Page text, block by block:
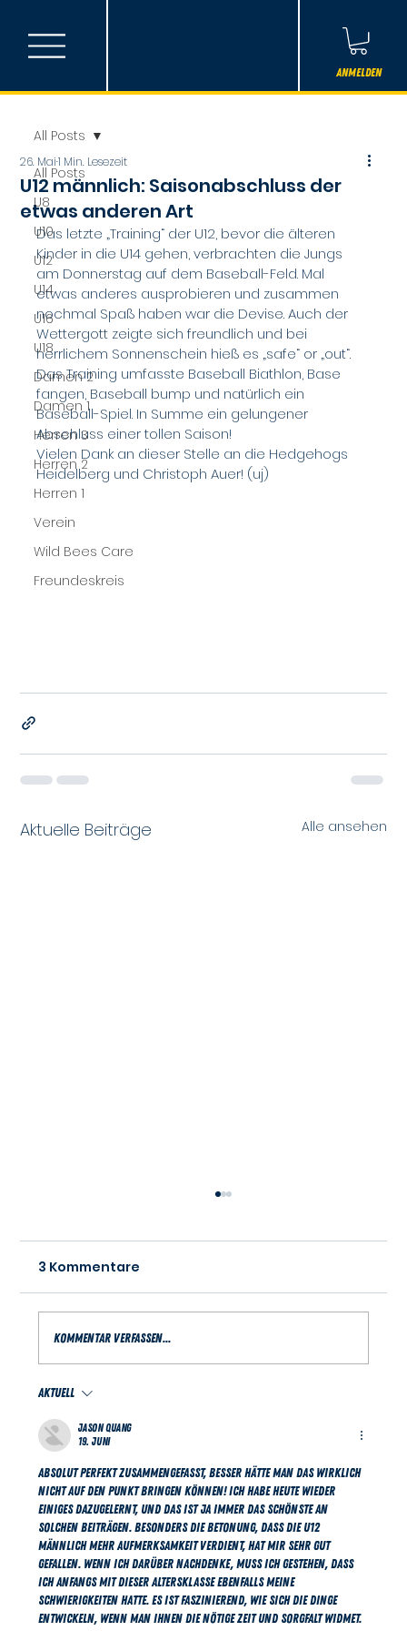
Anmelden
All Posts
U8
U10
U12
U14
U16
U18
Damen 2
Damen 1
Herren 3
Herren 2
Herren 1
Verein
Wild Bees Care
Freundeskreis
All Posts
U12 männlich: Saisonabschluss der
etwas anderen Art
26. Mai1 Min. Lesezeit
Das letzte „Training“ der U12, bevor die älteren
Kinder in die U14 gehen, verbrachten die Jungs
am Donnerstag auf dem Baseball-Feld. Mal
etwas anderes ausprobieren und zusammen
nochmal Spaß haben war die Devise. Auch der
Wettergott zeigte sich freundlich und bei
herrlichem Sonnenschein hieß es „safe“ or „out“.
Das Training umfasste Baseball Biathlon, Base
fangen, Baseball bump und natürlich ein
Baseball-Spiel. In Summe ein gelungener
Abschluss einer tollen Saison!
Vielen Dank an dieser Stelle an die Hedgehogs
Heidelberg und Christoph Auer! (uj)
Aktuelle Beiträge Alle ansehen
neuen Saison?
3 Kommentare
Kommentar verfassen...
Aktuell
Jason Quang
19. Juni
Absolut perfekt zusammengefasst, besser hätte man das wirklich
nicht auf den Punkt bringen können! Ich habe heute wieder
einiges dazugelernt, und das ist ja immer das Schönste an
solchen Beiträgen. Besonders die Betonung, dass die U12
männlich mehr Aufmerksamkeit verdient, hat mir sehr gut
gefallen. Wenn ich darüber nachdenke, muss ich gestehen, dass
ich anfangs mit dieser Altersklasse ebenfalls meine
Schwierigkeiten hatte. Es ist faszinierend, wie sich die Dinge
entwickeln, wenn man ihnen die nötige Zeit und Sorgfalt widmet.